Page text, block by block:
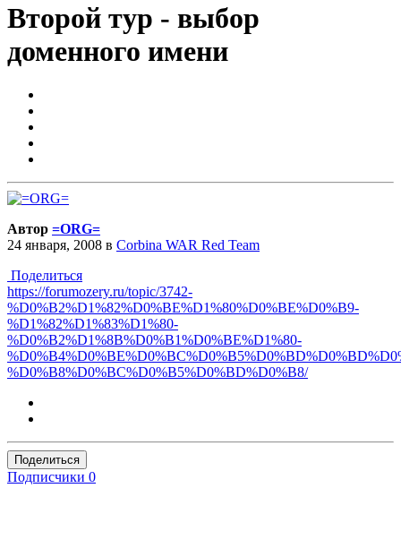
Второй тур - выбор
доменного имени
Автор =ORG=
24 января, 2008 в Corbina WAR Red Team
Поделиться
https://forumozery.ru/topic/3742-
%D0%B2%D1%82%D0%BE%D1%80%D0%BE%D0%B9-
%D1%82%D1%83%D1%80-
%D0%B2%D1%8B%D0%B1%D0%BE%D1%80-
%D0%B8%D0%BC%D0%B5%D0%BD%D0%B8/
Поделиться
Подписчики 0